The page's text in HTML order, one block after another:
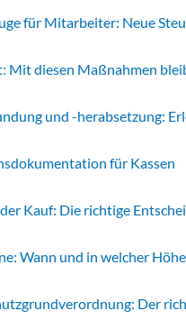
für Mitarbeiter: Neue
Mit diesen Maßnahmen
und -herabsetzung:
für Kassen
Kauf: Die richtige
Wann und in welcher
Der